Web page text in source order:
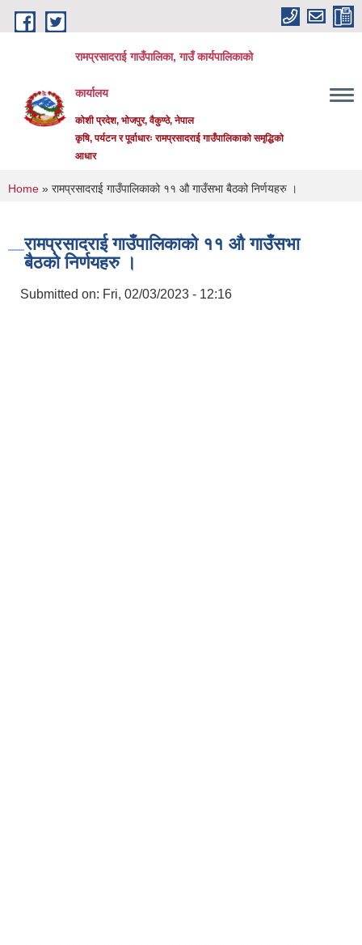
Skip to main content
रामप्रसादराई गाउँपालिका, गाउँ कार्यपालिकाको
कार्यालय
कोशी प्रदेश, भोजपुर, वैकुण्ठे, नेपाल
कृषि, पर्यटन र पूर्वाधारः रामप्रसादराई गाउँपालिकाको समृद्धिको
आधार
You are here
Home » रामप्रसादराई गाउँपालिकाको ११ औ गाउँसभा बैठको निर्णयहरु ।
रामप्रसादराई गाउँपालिकाको ११ औ गाउँसभा
बैठको निर्णयहरु ।
Submitted on: Fri, 02/03/2023 - 12:16